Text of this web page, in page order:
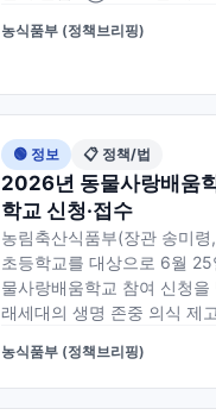
농식품부 (정책브리핑)
🟢 정보 📋 정책/법
2026년 동물사랑배움
학교 신청·접수
농림축산식품부(장관 송미
초등학교를 대상으로 6월
물사랑배움학교 참여 신청
래세대의 생명 존중 의식 제
농식품부 (정책브리핑)